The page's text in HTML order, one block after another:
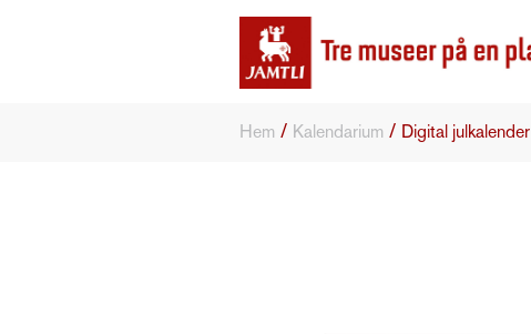
Hem / Kalendarium / Digital julkalender